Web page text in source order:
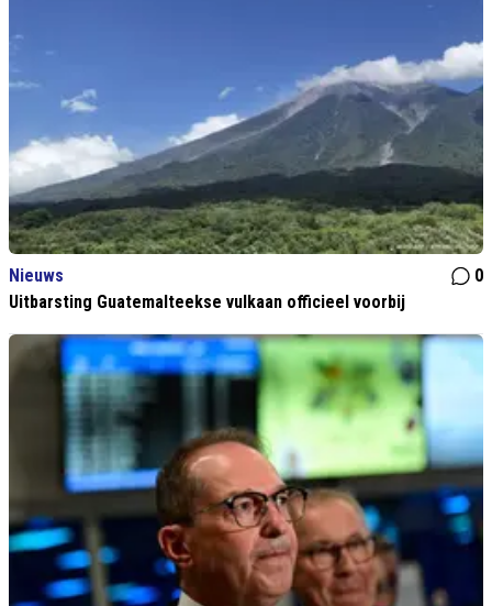
Nieuws
0
Uitbarsting Guatemalteekse vulkaan officieel voorbij